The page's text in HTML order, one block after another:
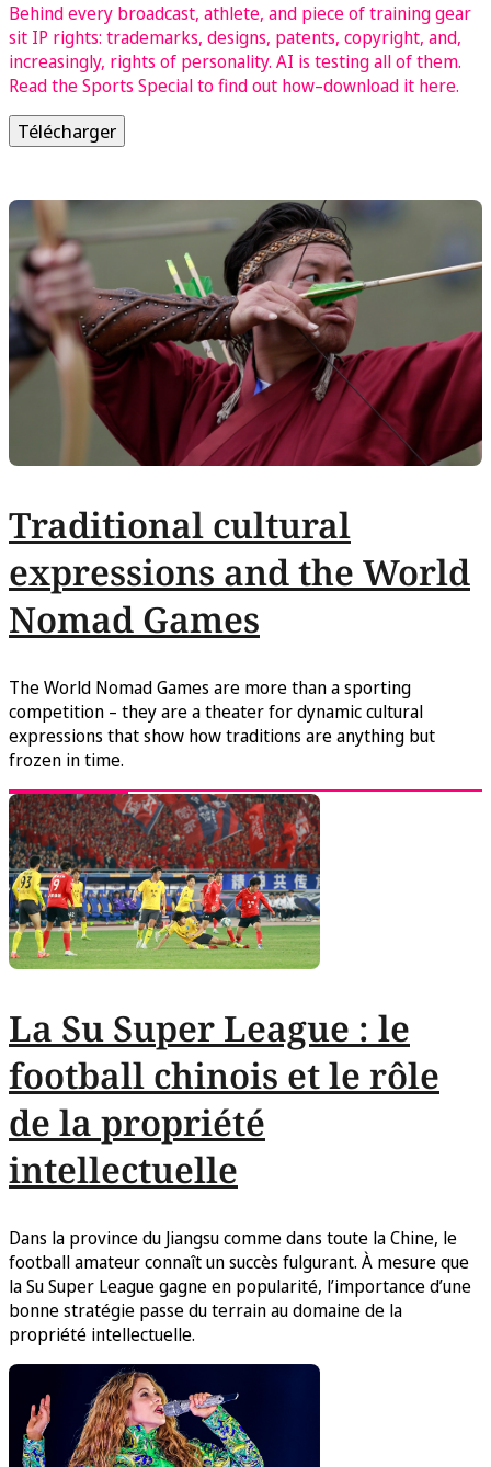
Behind every broadcast, athlete, and piece of training gear
sit IP rights: trademarks, designs, patents, copyright, and,
increasingly, rights of personality. AI is testing all of them.
Read the Sports Special to find out how–download it here.
Télécharger
Traditional cultural
expressions and the World
Nomad Games
The World Nomad Games are more than a sporting
competition – they are a theater for dynamic cultural
expressions that show how traditions are anything but
frozen in time.
La Su Super League : le
football chinois et le rôle
de la propriété
intellectuelle
Dans la province du Jiangsu comme dans toute la Chine, le
football amateur connaît un succès fulgurant. À mesure que
la Su Super League gagne en popularité, l’importance d’une
bonne stratégie passe du terrain au domaine de la
propriété intellectuelle.